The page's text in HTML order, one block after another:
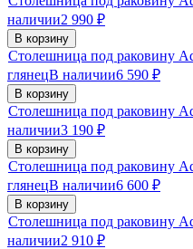
наличии2 990 ₽
В корзину
Столешница под раковину
глянецВ наличии6 590 ₽
В корзину
Столешница под раковину
наличии3 190 ₽
В корзину
Столешница под раковину
глянецВ наличии6 600 ₽
В корзину
Столешница под раковину
наличии2 910 ₽